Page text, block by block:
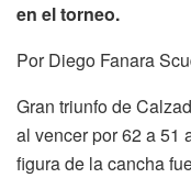
en el torneo.
Por Diego Fanara
Gran triunfo de
al vencer por 62 a 51
figura de la cancha